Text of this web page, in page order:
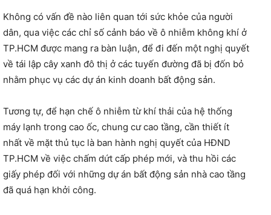
Không có vấn đề nào liên quan tới sức khỏe của người
dân, qua việc các chỉ số cảnh báo về ô nhiễm không khí ở
TP.HCM được mang ra bàn luận, để đi đến một nghị quyết
về tái lập cây xanh đô thị ở các tuyến đường đã bị đốn bỏ
nhằm phục vụ các dự án kinh doanh bất động sản.
Tương tự, để hạn chế ô nhiễm từ khí thải của hệ thống
máy lạnh trong cao ốc, chung cư cao tầng, cần thiết ít
nhất về mặt thủ tục là ban hành nghị quyết của HĐND
TP.HCM về việc chấm dứt cấp phép mới, và thu hồi các
giấy phép đối với những dự án bất động sản nhà cao tầng
đã quá hạn khởi công.